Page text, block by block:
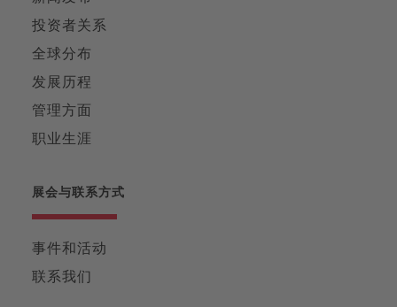
投资者关系
全球分布
发展历程
管理方面
职业生涯
展会与联系方式
事件和活动
联系我们